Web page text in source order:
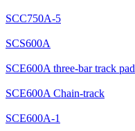
SCC750A-5
SCS600A
SCE600A three-bar track pad
SCE600A Chain-track
SCE600A-1